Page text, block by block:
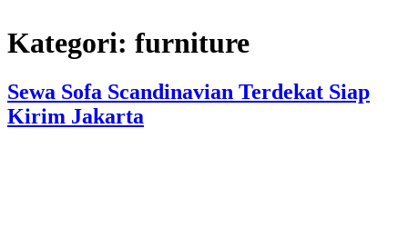
Kategori: furniture
Sewa Sofa Scandinavian Terdekat Siap
Kirim Jakarta